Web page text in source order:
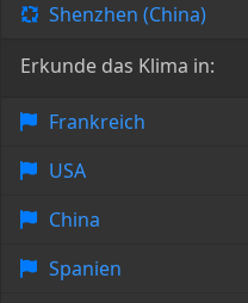
Shenzhen (China)
Erkunde das Klima in:
Frankreich
USA
China
Spanien